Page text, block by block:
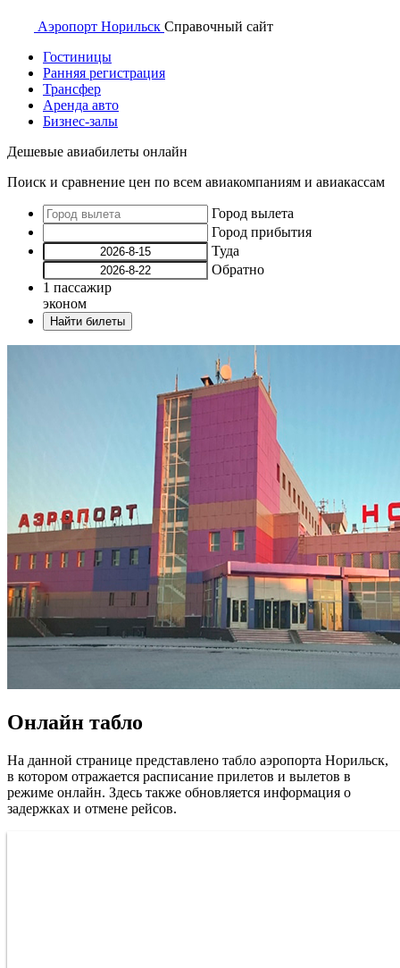
Аэропорт Норильск Справочный сайт
Гостиницы
Ранняя регистрация
Трансфер
Аренда авто
Бизнес-залы
Дешевые авиабилеты онлайн
Поиск и сравнение цен по всем авиакомпаниям и авиакассам
Город вылета
Город прибытия
Туда
Обратно
1 пассажир
эконом
Найти билеты
Онлайн табло
На данной странице представлено табло аэропорта Норильск,
в котором отражается расписание прилетов и вылетов в
режиме онлайн. Здесь также обновляется информация о
задержках и отмене рейсов.